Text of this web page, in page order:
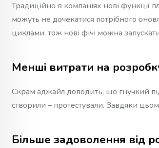
Традиційно в компаніях нові функції
можуть не дочекатися потрібного
циклами, тож нові фічі можна
Менші витрати на
Скрам аджайл доводить, що гнучкий
створили – протестували. Завдяки
Більше задоволення від